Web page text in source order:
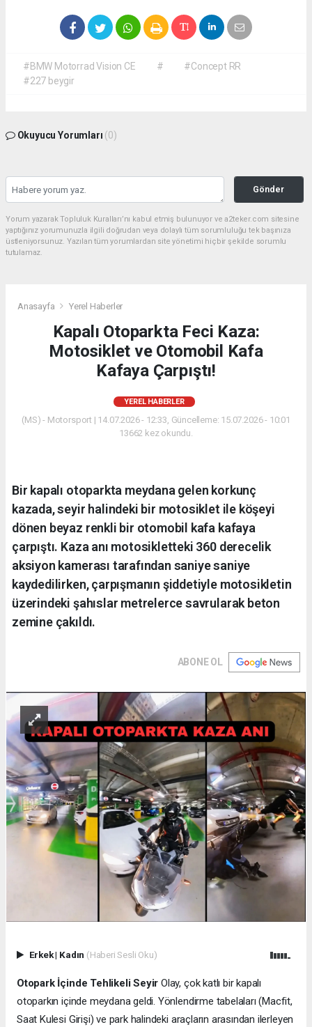
#BMW Motorrad Vision CE #
#Concept RR
#227 beygir
Okuyucu Yorumları (0)
Gönder
Yorum yazarak Topluluk Kuralları’nı kabul etmiş bulunuyor ve a2teker.com sitesine
yaptığınız yorumunuzla ilgili doğrudan veya dolaylı tüm sorumluluğu tek başınıza
üstleniyorsunuz. Yazılan tüm yorumlardan site yönetimi hiçbir şekilde sorumlu
tutulamaz.
Anasayfa Yerel Haberler
Kapalı Otoparkta Feci Kaza:
Motosiklet ve Otomobil Kafa
Kafaya Çarpıştı!
YEREL HABERLER
(MS) - Motorsport | 14.07.2026 - 12:33, Güncelleme: 15.07.2026 - 10:01
13662 kez okundu.
Bir kapalı otoparkta meydana gelen korkunç
kazada, seyir halindeki bir motosiklet ile köşeyi
dönen beyaz renkli bir otomobil kafa kafaya
çarpıştı. Kaza anı motosikletteki 360 derecelik
aksiyon kamerası tarafından saniye saniye
kaydedilirken, çarpışmanın şiddetiyle motosikletin
üzerindeki şahıslar metrelerce savrularak beton
zemine çakıldı.
ABONE OL
Erkek| Kadın (Haberi Sesli Oku)
Otopark İçinde Tehlikeli Seyir Olay, çok katlı bir kapalı
otoparkın içinde meydana geldi. Yönlendirme tabelaları (Macfit,
Saat Kulesi Girişi) ve park halindeki araçların arasından ilerleyen